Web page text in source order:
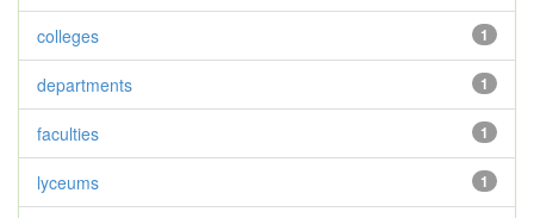
1
colleges
1
departments
1
faculties
1
lyceums